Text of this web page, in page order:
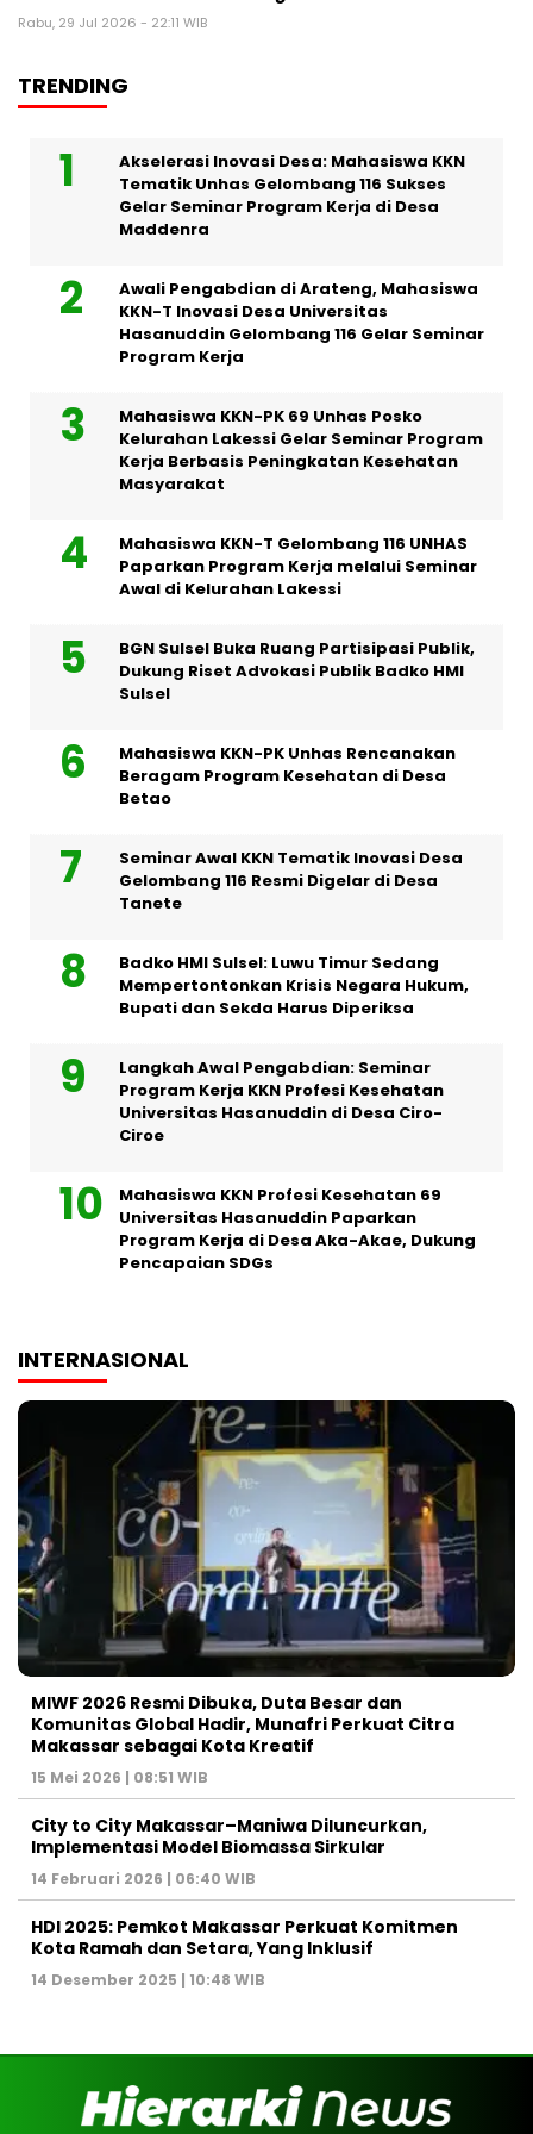
Rabu, 29 Jul 2026 - 22:11 WIB
TRENDING
Akselerasi Inovasi Desa: Mahasiswa KKN
Tematik Unhas Gelombang 116 Sukses
Gelar Seminar Program Kerja di Desa
Maddenra
Awali Pengabdian di Arateng, Mahasiswa
KKN-T Inovasi Desa Universitas
Hasanuddin Gelombang 116 Gelar Seminar
Program Kerja
Mahasiswa KKN-PK 69 Unhas Posko
Kelurahan Lakessi Gelar Seminar Program
Kerja Berbasis Peningkatan Kesehatan
Masyarakat
Mahasiswa KKN-T Gelombang 116 UNHAS
Paparkan Program Kerja melalui Seminar
Awal di Kelurahan Lakessi
BGN Sulsel Buka Ruang Partisipasi Publik,
Dukung Riset Advokasi Publik Badko HMI
Sulsel
Mahasiswa KKN-PK Unhas Rencanakan
Beragam Program Kesehatan di Desa
Betao
Seminar Awal KKN Tematik Inovasi Desa
Gelombang 116 Resmi Digelar di Desa
Tanete
Badko HMI Sulsel: Luwu Timur Sedang
Mempertontonkan Krisis Negara Hukum,
Bupati dan Sekda Harus Diperiksa
Langkah Awal Pengabdian: Seminar
Program Kerja KKN Profesi Kesehatan
Universitas Hasanuddin di Desa Ciro-
Ciroe
Mahasiswa KKN Profesi Kesehatan 69
Universitas Hasanuddin Paparkan
Program Kerja di Desa Aka-Akae, Dukung
Pencapaian SDGs
INTERNASIONAL
MIWF 2026 Resmi Dibuka, Duta Besar dan
Komunitas Global Hadir, Munafri Perkuat Citra
Makassar sebagai Kota Kreatif
15 Mei 2026 | 08:51 WIB
City to City Makassar–Maniwa Diluncurkan,
Implementasi Model Biomassa Sirkular
14 Februari 2026 | 06:40 WIB
HDI 2025: Pemkot Makassar Perkuat Komitmen
Kota Ramah dan Setara, Yang Inklusif
14 Desember 2025 | 10:48 WIB